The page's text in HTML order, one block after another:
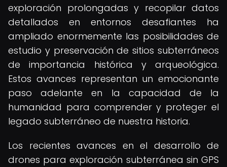
exploración prolongadas y recopilar datos
detallados en entornos desafiantes ha
ampliado enormemente las posibilidades de
estudio y preservación de sitios subterráneos
de importancia histórica y arqueológica.
Estos avances representan un emocionante
paso adelante en la capacidad de la
humanidad para comprender y proteger el
legado subterráneo de nuestra historia.
Los recientes avances en el desarrollo de
drones para exploración subterránea sin GPS